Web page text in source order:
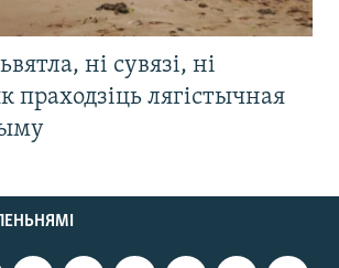
ні сувязі, ні
праходзіць лягістычная